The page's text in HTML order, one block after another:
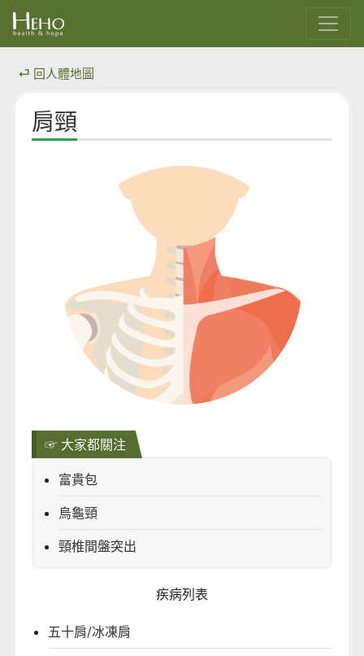
⏎ 回人體地圖
肩頸
☞ 大家都關注
富貴包
烏龜頸
頸椎間盤突出
疾病列表
五十肩/冰凍肩